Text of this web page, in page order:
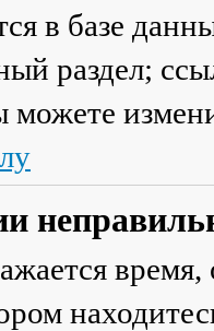
в базе
раздел;
время,